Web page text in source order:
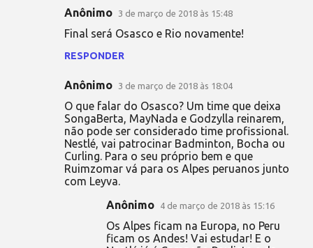
Anônimo 3 de março de 2018 às 15:48
Final será Osasco e Rio novamente!
RESPONDER
Anônimo 3 de março de 2018 às 18:04
O que falar do Osasco? Um time que deixa
SongaBerta, MayNada e Godzylla reinarem,
não pode ser considerado time profissional.
Nestlé, vai patrocinar Badminton, Bocha ou
Curling. Para o seu próprio bem e que
Ruimzomar vá para os Alpes peruanos junto
com Leyva.
Anônimo 4 de março de 2018 às 15:16
Os Alpes ficam na Europa, no Peru
ficam os Andes! Vai estudar! E o